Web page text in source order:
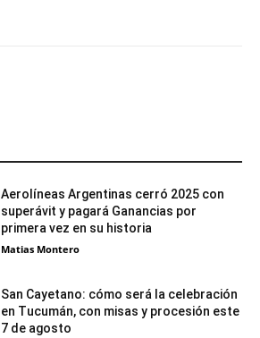
Aerolíneas Argentinas cerró 2025 con
superávit y pagará Ganancias por
primera vez en su historia
Matias Montero
San Cayetano: cómo será la celebración
en Tucumán, con misas y procesión este
7 de agosto